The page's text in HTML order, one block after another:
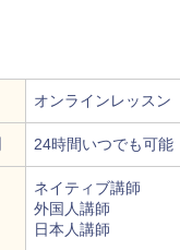
オンラインレッスン
24時間いつでも可能
ネイティブ講師
外国人講師
日本人講師